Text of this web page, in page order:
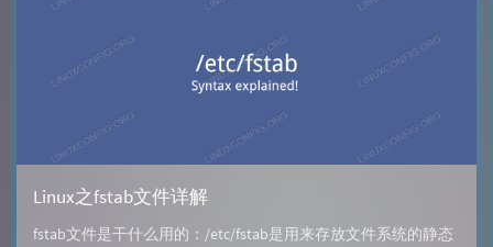
Linux之fstab文件详解
fstab文件是干什么用的：/etc/fstab是用来存放文件系统的静态